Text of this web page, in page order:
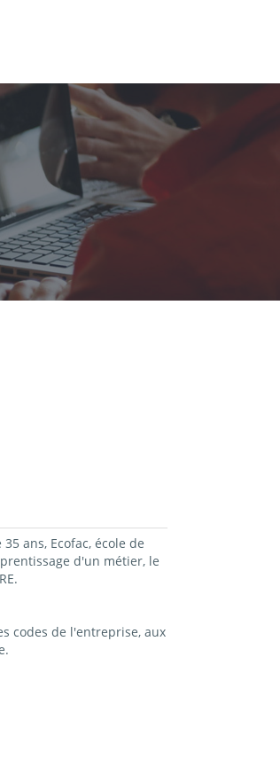
ans, Ecofac, école de
d'un métier, le
codes de l'entreprise, aux